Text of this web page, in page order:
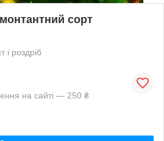
сорт
і роздріб
на сайті — 250 ₴